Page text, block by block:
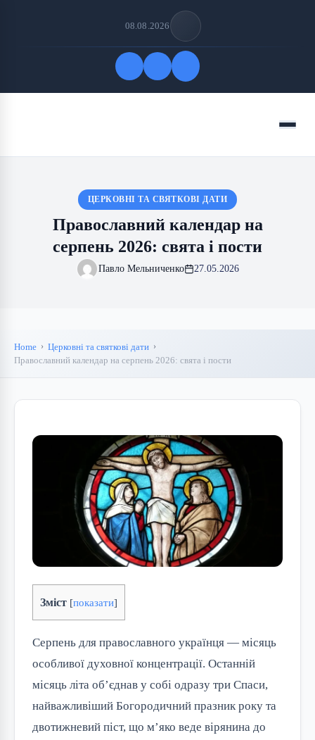
08.08.2026
Menu
ЦЕРКОВНІ ТА СВЯТКОВІ ДАТИ
Православний календар на
серпень 2026: свята і пости
Павло Мельниченко 27.05.2026
Home
Церковні та святкові дати
Православний календар на серпень 2026: свята і пости
Зміст [показати]
Серпень для православного українця — місяць
особливої духовної концентрації. Останній
місяць літа об’єднав у собі одразу три Спаси,
найважливіший Богородичний празник року та
двотижневий піст, що м’яко веде вірянина до